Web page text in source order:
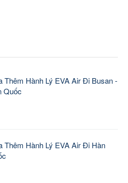
Thêm Hành Lý EVA Air Đi Busan -
Quốc
Thêm Hành Lý EVA Air Đi Hàn